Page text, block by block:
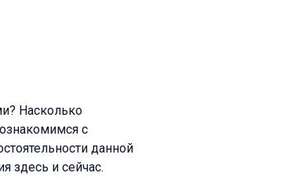
Насколько
с
данной
здесь и сейчас.